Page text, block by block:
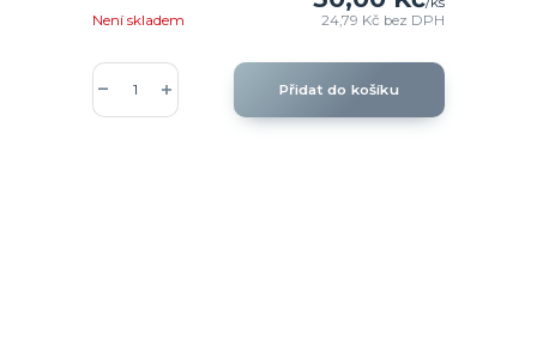
24,79 Kč bez DPH
Není skladem
Přidat do košíku